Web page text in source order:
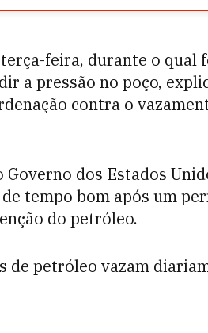
feira, durante o qual
a pressão no poço,
contra o
dos Estados
tempo bom após um
do petróleo.
de petróleo vazam